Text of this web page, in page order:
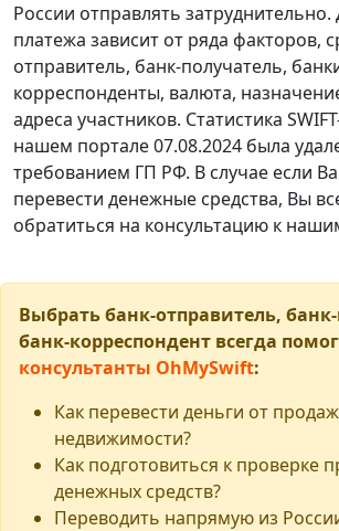
России отправлять
платежа зависит от ряда факторов,
отправитель, банк-получатель,
корреспонденты, валюта,
адреса участников. Статистика
нашем портале 07.08.2024 была
требованием ГП РФ. В случае если
перевести денежные средства, Вы
обратиться на консультацию к
Выбрать банк-отправитель,
банк-корреспондент всегда
консультанты OhMySwift:
Как перевести деньги от
недвижимости?
Как подготовиться к проверке
денежных средств?
Переводить напрямую из